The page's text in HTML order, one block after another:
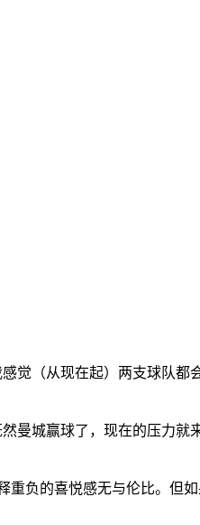
觉（从现在起）两支球队都
曼城赢球了，现在的压力就
负的喜悦感无与伦比。但如